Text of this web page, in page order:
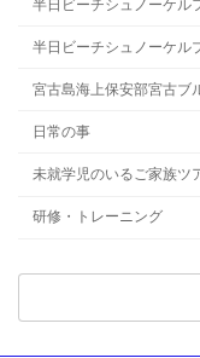
半日ビーチシュノーケル
半日ビーチシュノーケル
宮古島海上保安部宮古ブ
日常の事
未就学児のいるご家族ツ
研修・トレーニング